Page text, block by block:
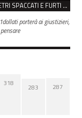
REGGIO, PIAZZALE EUROPA È UN INCUBO: VETRI SPACCATI E FURTI SULLE AUTO IN SOSTA
porterà ai giustizieri,
318 283 287